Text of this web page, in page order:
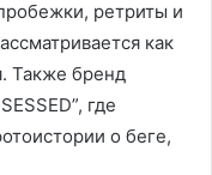
ретриты и
как
Также бренд
где
о беге,